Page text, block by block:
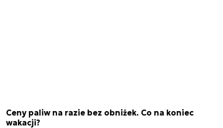
Ceny paliw na razie bez obniżek. Co na koniec
wakacji?